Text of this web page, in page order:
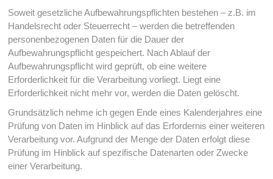
Soweit gesetzliche Aufbewahrungspflichten bestehen – z.B. im
Handelsrecht oder Steuerrecht – werden die betreffenden
personenbezogenen Daten für die Dauer der
Aufbewahrungspflicht gespeichert. Nach Ablauf der
Aufbewahrungspflicht wird geprüft, ob eine weitere
Erforderlichkeit für die Verarbeitung vorliegt. Liegt eine
Erforderlichkeit nicht mehr vor, werden die Daten gelöscht.
Grundsätzlich nehme ich gegen Ende eines Kalenderjahres eine
Prüfung von Daten im Hinblick auf das Erfordernis einer weiteren
Verarbeitung vor. Aufgrund der Menge der Daten erfolgt diese
Prüfung im Hinblick auf spezifische Datenarten oder Zwecke
einer Verarbeitung.